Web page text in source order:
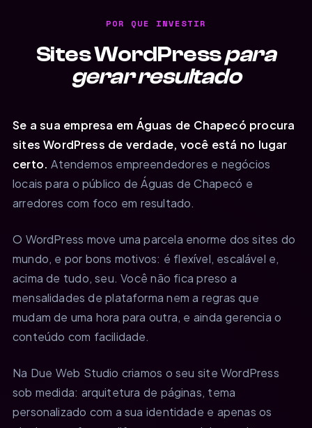
POR QUE INVESTIR
Sites WordPresspara
gerar resultado
Se a sua empresa em Águas de Chapecó procura
sites WordPress de verdade, você está no lugar
certo. Atendemos empreendedores e negócios
locais para o público de Águas de Chapecó e
arredores com foco em resultado.
O WordPress move uma parcela enorme dos sites do
mundo, e por bons motivos: é flexível, escalável e,
acima de tudo, seu. Você não fica preso a
mensalidades de plataforma nem a regras que
mudam de uma hora para outra, e ainda gerencia o
conteúdo com facilidade.
Na Due Web Studio criamos o seu site WordPress
sob medida: arquitetura de páginas, tema
personalizado com a sua identidade e apenas os